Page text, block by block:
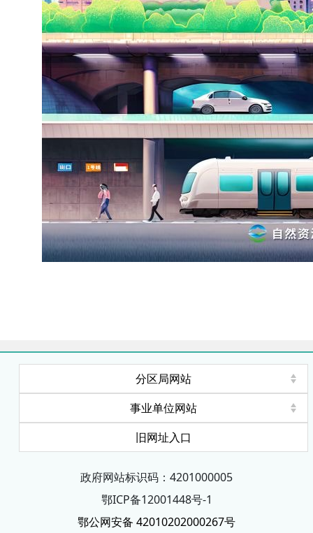
分区局网站
事业单位网站
旧网址入口
政府网站标识码：4201000005
鄂ICP备12001448号-1
鄂公网安备 42010202000267号